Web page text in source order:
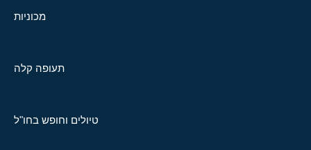
מכוניות
תעופה קלה
טיולים וחופש בחו"ל